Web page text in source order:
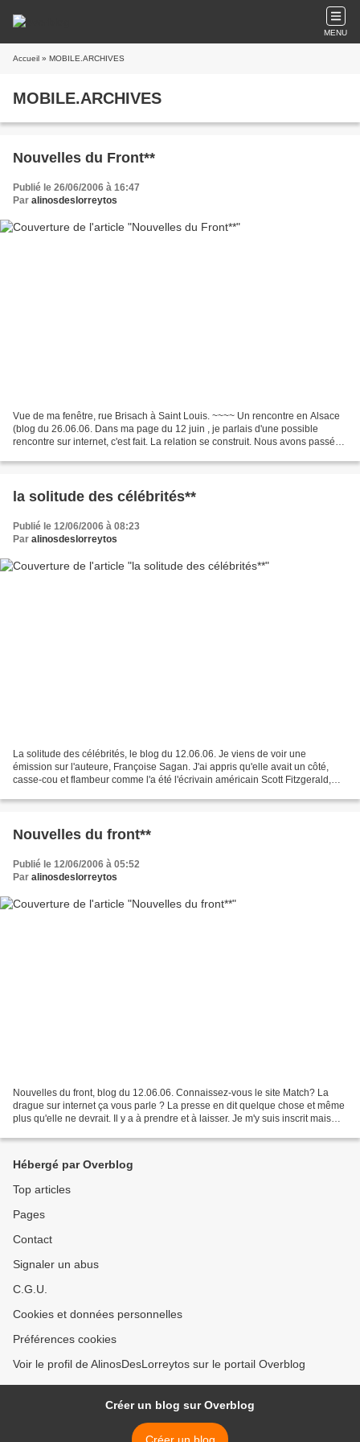
MENU
Accueil » MOBILE.ARCHIVES
MOBILE.ARCHIVES
Nouvelles du Front**
Publié le 26/06/2006 à 16:47
Par alinosdeslorreytos
Vue de ma fenêtre, rue Brisach à Saint Louis. ~~~~ Un rencontre en Alsace
(blog du 26.06.06. Dans ma page du 12 juin , je parlais d'une possible
rencontre sur internet, c'est fait. La relation se construit. Nous avons passé
la solitude des célébrités**
Publié le 12/06/2006 à 08:23
Par alinosdeslorreytos
La solitude des célébrités, le blog du 12.06.06. Je viens de voir une
émission sur l'auteure, Françoise Sagan. J'ai appris qu'elle avait un côté,
casse-cou et flambeur comme l'a été l'écrivain américain Scott Fitzgerald,
Nouvelles du front**
Publié le 12/06/2006 à 05:52
Par alinosdeslorreytos
Nouvelles du front, blog du 12.06.06. Connaissez-vous le site Match? La
drague sur internet ça vous parle ? La presse en dit quelque chose et même
plus qu'elle ne devrait. Il y a à prendre et à laisser. Je m'y suis inscrit mais
Hébergé par Overblog
Top articles
Pages
Contact
Signaler un abus
C.G.U.
Cookies et données personnelles
Préférences cookies
Voir le profil de AlinosDesLorreytos sur le portail Overblog
Créer un blog sur Overblog